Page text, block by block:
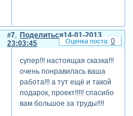
Поделиться
7
14-01-2013
23:03:45
супер!!! настоящая сказка!!!
очень понравилась ваша
работа!!! а тут ещё и такой
подарок, проект!!!!! спасибо
вам большое за труды!!!!
0